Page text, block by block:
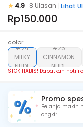
4.9 8 Ulasan Lihat
Rp150.000
color:
#24
MILKY
NUDE
#25
CINNAMON
NUDE
STOK HABIS! Dapatkan
Promo
Belanja makin
ongkir!